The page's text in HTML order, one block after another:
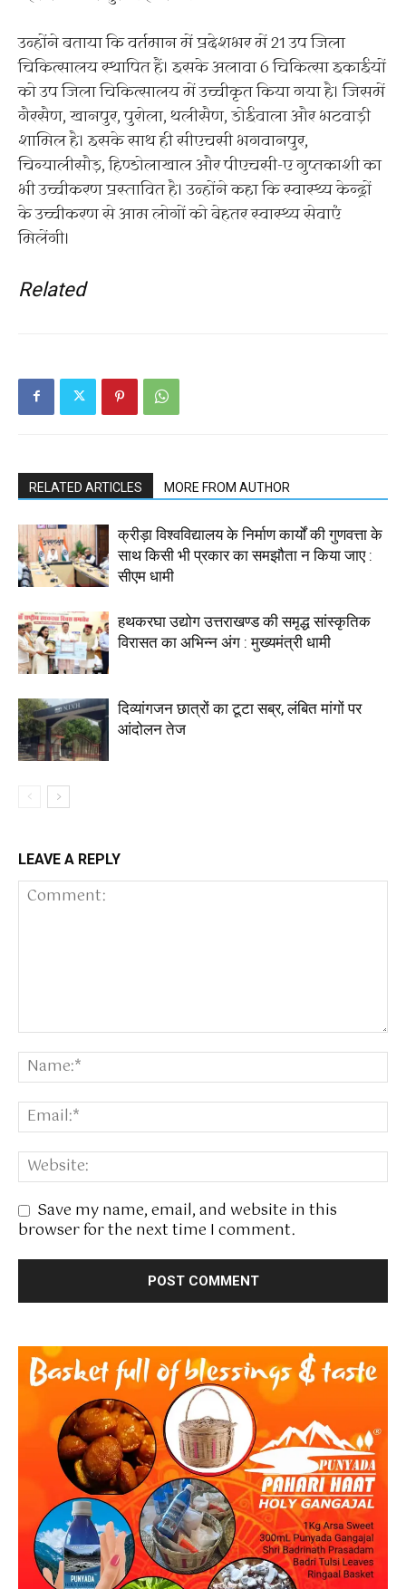
उन्होंने बताया कि वर्तमान में प्रदेशभर में 21 उप जिला
चिकित्सालय स्थापित हैं। इसके अलावा 6 चिकित्सा इकाईयों
को उप जिला चिकित्सालय में उच्चीकृत किया गया है। जिसमें
गैरसैण, खानपुर, पुरोला, थलीसैण, डोईवाला और भटवाड़ी
शामिल है। इसके साथ ही सीएचसी भगवानपुर,
चिन्यालीसौड़, हिण्डोलाखाल और पीएचसी-ए गुप्तकाशी का
भी उच्चीकरण प्रस्तावित है। उन्होंने कहा कि स्वास्थ्य केन्द्रों
के उच्चीकरण से आम लोगों को बेहतर स्वास्थ्य सेवाएं
मिलेंगी।
Related
RELATED ARTICLES MORE FROM AUTHOR
क्रीड़ा विश्वविद्यालय के निर्माण कार्यों की गुणवत्ता के
साथ किसी भी प्रकार का समझौता न किया जाए :
सीएम धामी
हथकरघा उद्योग उत्तराखण्ड की समृद्ध सांस्कृतिक
विरासत का अभिन्न अंग : मुख्यमंत्री धामी
दिव्यांगजन छात्रों का टूटा सब्र, लंबित मांगों पर
आंदोलन तेज
LEAVE A REPLY
Save my name, email, and website in this
browser for the next time I comment.